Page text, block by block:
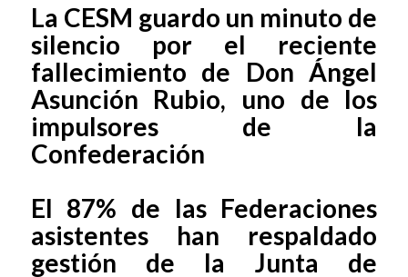
La CESM guardo un minuto de
silencio por el reciente
fallecimiento de Don Ángel
Asunción Rubio, uno de los
impulsores de la
Confederación
El 87% de las Federaciones
asistentes han respaldado
gestión de la Junta de